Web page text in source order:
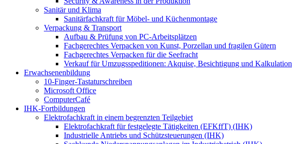
Sanitär und Klima
Sanitärfachkraft für Möbel- und Küchenmontage
Verpackung & Transport
Aufbau & Prüfung von PC-Arbeitsplätzen
Fachgerechtes Verpacken von Kunst, Porzellan und fragilen Gütern
Fachgerechtes Verpacken für die Seefracht
Verkauf für Umzugsspeditionen: Akquise, Besichtigung und Kalkulation
Erwachsenenbildung
10-Finger-Tastaturschreiben
Microsoft Office
ComputerCafé
IHK-Fortbildungen
Elektrofachkraft in einem begrenzten Teilgebiet
Elektrofachkraft für festgelegte Tätigkeiten (EFKffT) (IHK)
Industrielle Antriebs und Schützsteuerungen (IHK)